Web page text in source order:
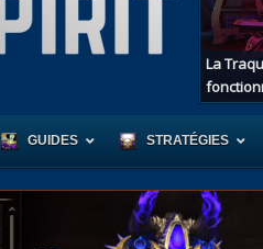
La
GUIDES STRATÉGIES